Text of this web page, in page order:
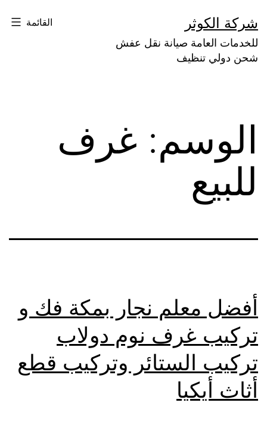
إلى
المحتوى
شركة الكوثر
للخدمات العامة صيانة نقل عفش
شحن دولي تنظيف
القائمة
الوسم: غرف
للبيع
أفضل معلم نجار بمكة فك و
تركيب غرف نوم دولاب
تركيب الستائر وتركيب قطع
أثاث أيكيا